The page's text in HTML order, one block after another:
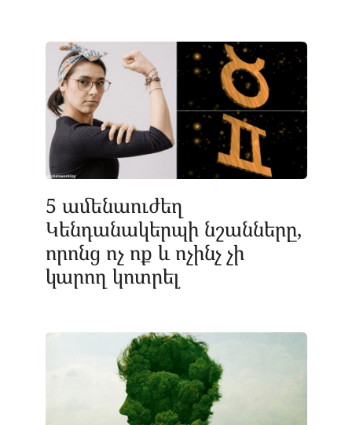
5 ամենաուժեղ
Կենդանակերպի նշանները,
որոնց ոչ ոք և ոչինչ չի
կարող կոտրել